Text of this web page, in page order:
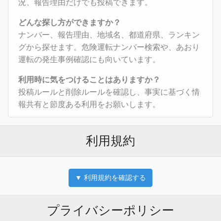
況、報告理由だけでも投稿できます。
どんな探し方ができますか？
ナンバー、報告理由、地域名、都道府県、ランキン
グから探せます。危険運転ナンバー検索や、あおり
運転の発生事例確認にも向いています。
利用時に気をつけることはありますか？
投稿ルールと削除ルールを確認し、事実に基づく情
報共有と節度ある利用をお願いします。
利用規約
プライバシーポリシー